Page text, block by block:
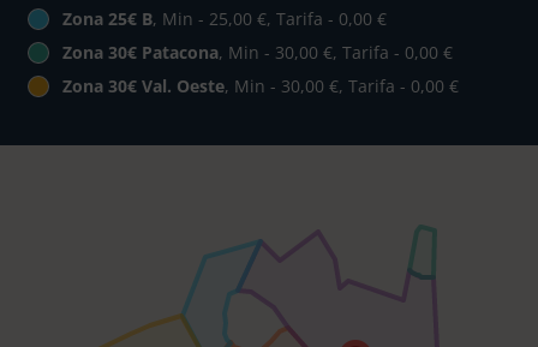
Zona 25€ B, Min - 25,00 €, Tarifa - 0,00 €
Zona 30€ Patacona, Min - 30,00 €, Tarifa - 0,00 €
Zona 30€ Val. Oeste, Min - 30,00 €, Tarifa - 0,00 €